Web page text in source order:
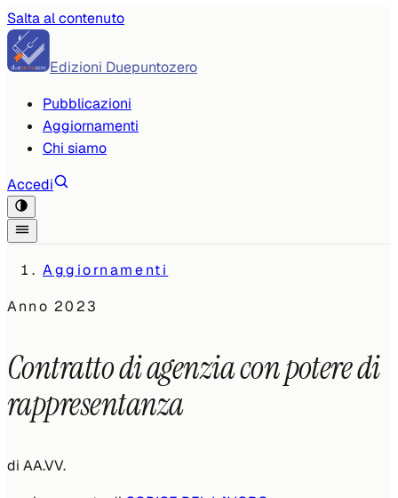
Salta al contenuto
Edizioni Duepuntozero
Pubblicazioni
Aggiornamenti
Chi siamo
Accedi
Aggiornamenti
Anno2023
Contratto di agenzia con potere di
rappresentanza
di AA.VV.